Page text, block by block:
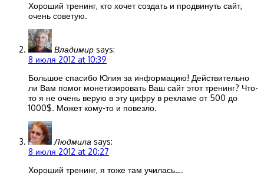
Хороший тренинг, кто хочет создать и продвинуть сайт,
очень советую.
Владимир says:
8 июля 2012 at 10:39
Большое спасибо Юлия за информацию! Действительно
ли Вам помог монетизировать Ваш сайт этот тренинг? Что-
то я не очень верую в эту цифру в рекламе от 500 до
1000$. Может кому-то и повезло.
Людмила says:
8 июля 2012 at 20:27
Хороший тренинг, я тоже там училась….